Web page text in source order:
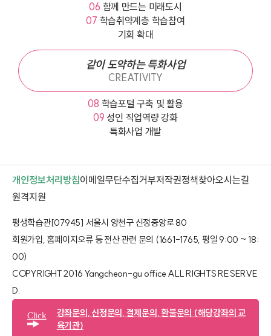
06 함께 만드는 미래도시
07 학습취약계층 학습참여
기회 확대
같이 도약하는 특화사업
CREATIVITY
08 학습포털 구축 및 활용
09 성인 직업역량 강화
특화사업 개발
개인정보처리방침이메일무단수집거부저작권정책찾아오시는길
원격지원
평생학습관[07945] 서울시 양천구 신정중앙로 80
회원가입, 홈페이지오류 등 전산 관련 문의 (1661-1765, 평일 9:00 ~ 18:
00)
COPYRIGHT 2016 Yangcheon-gu office ALL RIGHTS RESERVE
D.​
Click 강좌문의, 신청문의, 결제문의, 환불문의 (해당강좌의 교
육기관)